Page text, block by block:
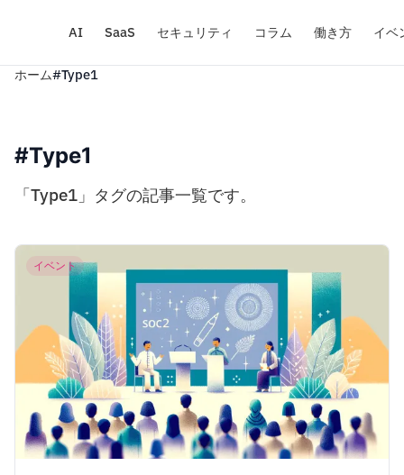
AI SaaS セキュリティ コラム 働き方 イベ
ホーム#Type1
#Type1
「Type1」タグの記事一覧です。
イベント